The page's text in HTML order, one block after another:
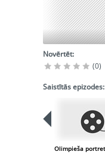
Novērtēt:
(0)
Saistītās epizodes: